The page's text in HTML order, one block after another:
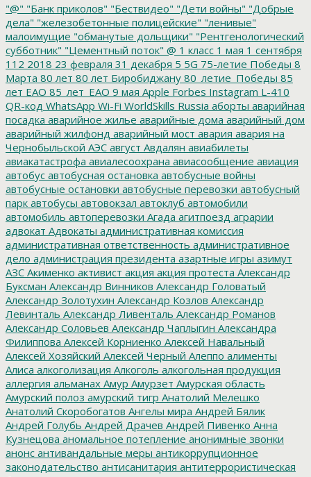
"@" "Банк приколов" "Бествидео" "Дети войны" "Добрые
дела" "железобетонные полицейские" "ленивые"
малоимущие "обманутые дольщики" "Рентгенологический
субботник" "Цементный поток" @ 1 класс 1 мая 1 сентября
112 2018 23 февраля 31 декабря 5 5G 75-летие Победы 8
Марта 80 лет 80 лет Биробиджану 80_летие_Победы 85
лет ЕАО 85_лет_ЕАО 9 мая Apple Forbes Instagram L-410
QR-код WhatsApp Wi-Fi WorldSkills Russia аборты аварийная
посадка аварийное жилье аварийные дома аварийный дом
аварийный жилфонд аварийный мост авария авария на
Чернобыльской АЭС август Авдалян авиабилеты
авиакатастрофа авиалесоохрана авиасообщение авиация
автобус автобусная остановка автобусные войны
автобусные остановки автобусные перевозки автобусный
парк автобусы автовокзал автоклуб автомобили
автомобиль автоперевозки Агада агитпоезд аграрии
адвокат Адвокаты административная комиссия
административная ответственность административное
дело администрация президента азартные игры азимут
АЗС Акименко активист акция акция протеста Александр
Буксман Александр Винников Александр Головатый
Александр Золотухин Александр Козлов Александр
Левинталь Александр Ливенталь Александр Романов
Александр Соловьев Александр Чаплыгин Александра
Филиппова Алексей Корниенко Алексей Навальный
Алексей Хозяйский Алексей Черный Алеппо алименты
Алиса алкоголизация Алкоголь алкогольная продукция
аллергия альманах Амур Амурзет Амурская область
Амурский полоз амурский тигр Анатолий Мелешко
Анатолий Скоробогатов Ангелы мира Андрей Бялик
Андрей Голубь Андрей Драчев Андрей Пивенко Анна
Кузнецова аномальное потепление анонимные звонки
анонс антивандальные меры антикоррупционное
законодательство антисанитария антитеррористическая